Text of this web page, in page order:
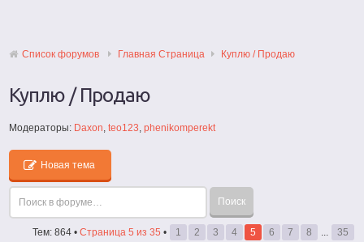
Список форумов Главная Страница Куплю / Продаю
Куплю / Продаю
Модераторы: Daxon,teo123,phenikomperekt
Новая тема
Тем: 864 • Страница 5 из 35 • 1 2 3 4 5 6 7 8 ... 35